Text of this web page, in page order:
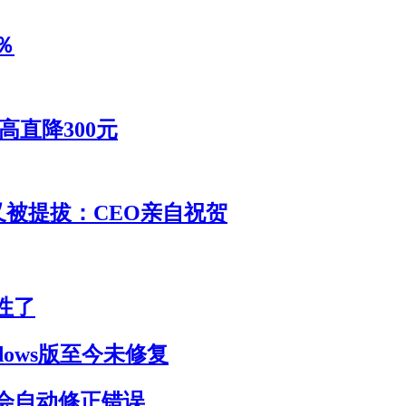
直降300元
提拔：CEO亲自祝贺
了
版至今未修复